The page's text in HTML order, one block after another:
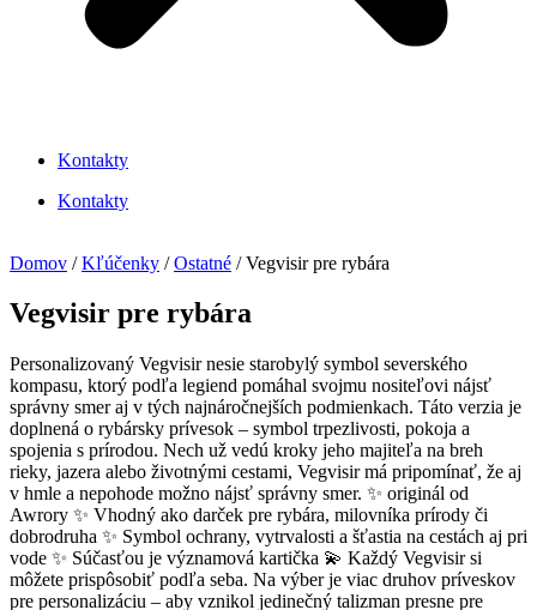
Kontakty
Kontakty
Domov /Kľúčenky /Ostatné / Vegvisir pre rybára
Vegvisir pre rybára
Personalizovaný Vegvisir nesie starobylý symbol severského
kompasu, ktorý podľa legiend pomáhal svojmu nositeľovi nájsť
správny smer aj v tých najnáročnejších podmienkach. Táto verzia je
doplnená o rybársky prívesok – symbol trpezlivosti, pokoja a
spojenia s prírodou. Nech už vedú kroky jeho majiteľa na breh
rieky, jazera alebo životnými cestami, Vegvisir má pripomínať, že aj
v hmle a nepohode možno nájsť správny smer. ✨ originál od
Awrory ✨ Vhodný ako darček pre rybára, milovníka prírody či
dobrodruha ✨ Symbol ochrany, vytrvalosti a šťastia na cestách aj pri
vode ✨ Súčasťou je významová kartička 💫 Každý Vegvisir si
môžete prispôsobiť podľa seba. Na výber je viac druhov príveskov
pre personalizáciu – aby vznikol jedinečný talizman presne pre